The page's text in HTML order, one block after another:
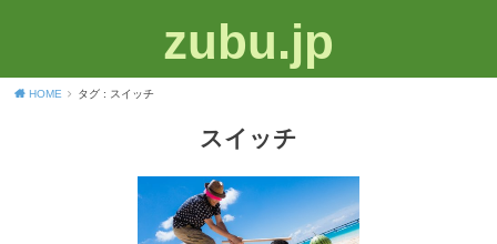
zubu.jp
HOME タグ : スイッチ
スイッチ